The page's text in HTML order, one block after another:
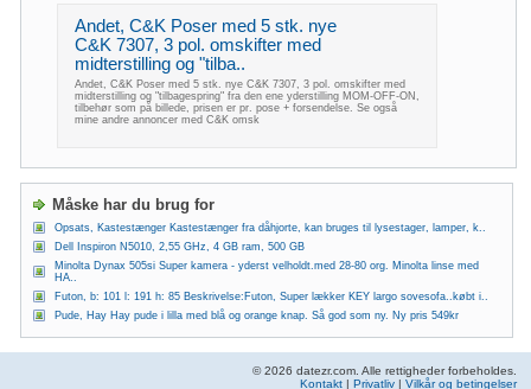
Andet, C&K Poser med 5 stk. nye
C&K 7307, 3 pol. omskifter med
midterstilling og "tilba..
Andet, C&K Poser med 5 stk. nye C&K 7307, 3 pol. omskifter med
midterstilling og "tilbagespring" fra den ene yderstilling MOM-OFF-ON,
tilbehør som på billede, prisen er pr. pose + forsendelse. Se også
mine andre annoncer med C&K omsk
Måske har du brug for
Opsats, Kastestænger Kastestænger fra dåhjorte, kan bruges til lysestager, lamper, k..
Dell Inspiron N5010, 2,55 GHz, 4 GB ram, 500 GB
Minolta Dynax 505si Super kamera - yderst velholdt.med 28-80 org. Minolta linse med
HA..
Futon, b: 101 l: 191 h: 85 Beskrivelse:Futon, Super lækker KEY largo sovesofa..købt i..
Pude, Hay Hay pude i lilla med blå og orange knap. Så god som ny. Ny pris 549kr
© 2026 datezr.com. Alle rettigheder forbeholdes.
Kontakt | Privatliv | Vilkår og betingelser